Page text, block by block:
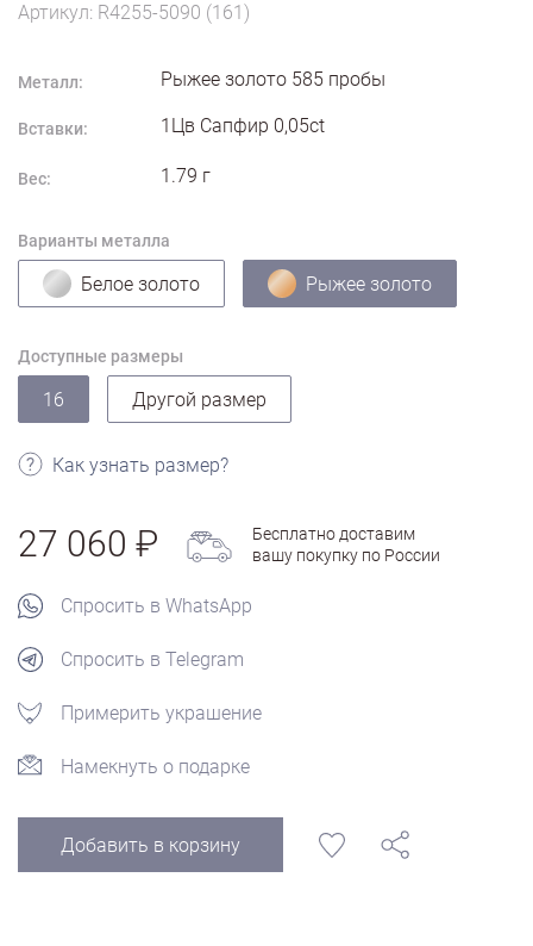
Артикул: R4255-5090 (161)
Металл: Рыжее золото 585 пробы
Вставки: 1Цв Сапфир 0,05ct
Вес: 1.79 г
Варианты металла
Белое золото Рыжее золото
Доступные размеры
16 Другой размер
Как узнать размер?
27 060
Бесплатно доставим
вашу покупку по России
Спросить в WhatsApp
Спросить в Telegram
Примерить украшение
Намекнуть о подарке
Добавить в корзину